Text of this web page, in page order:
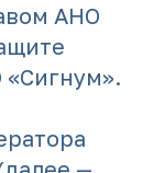
АНО